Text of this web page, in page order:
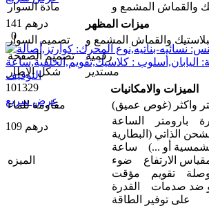
141 درهم
0
101329
عرض سريع
109 درهم
مادة السوار
ميزات المظهر
تصمیم السوار
تصميم الصفحة
رقمية
شكل الإطار
مستدير
الميزات والامکانیات
مقاومة للماء
المیزه
بارومتر الساعة
الذاتي (البطارية
أو ...) ساعة
الارتفاع ضوء
تقويم مؤقت
ضد صدمات القدرة
على توفير الطاقة